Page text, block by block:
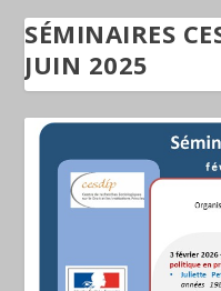
SÉMINAIRES
JUIN 2025